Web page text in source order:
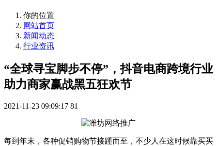
你的位置
网站首页
新闻动态
行业资讯
“全球寻宝脚步不停”，抖音电商跨境行业
助力商家赢战黑五狂欢节
2021-11-23 09:09:17 81
每到年末，各种促销购物节接踵而至，不少人在这时候靠买买